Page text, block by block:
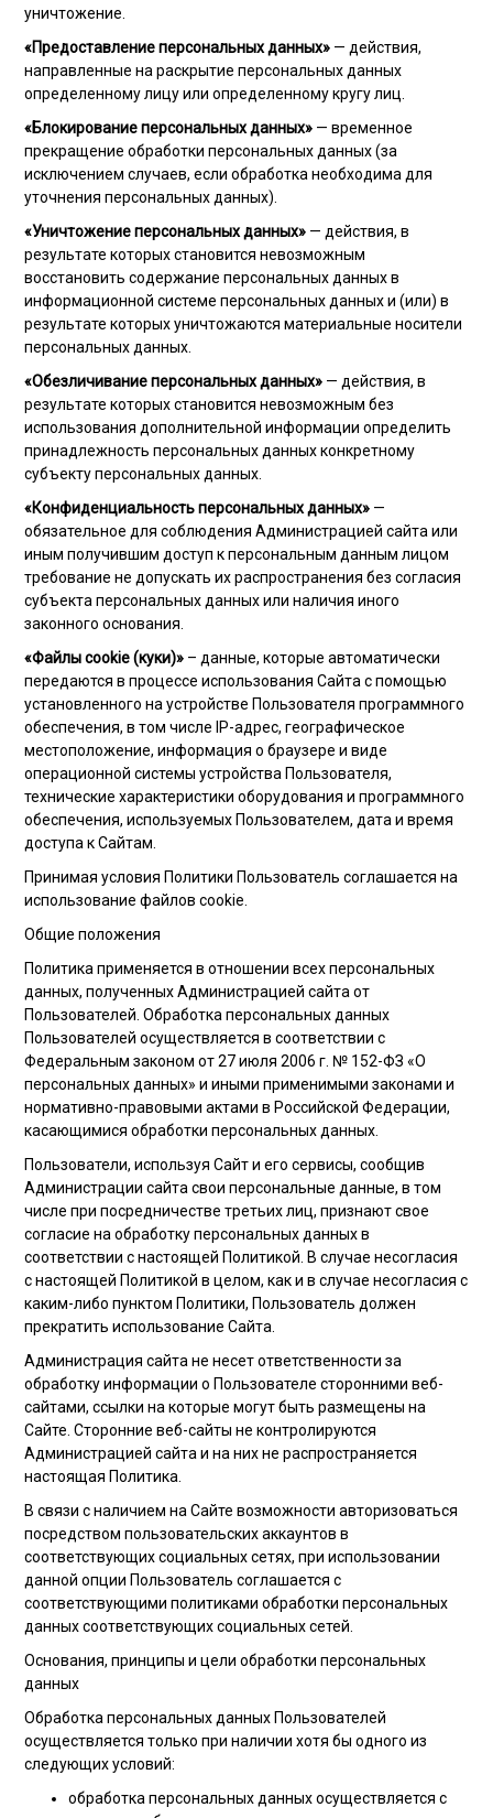
уничтожение.
«Предоставление персональных данных» — действия,
направленные на раскрытие персональных данных
определенному лицу или определенному кругу лиц.
«Блокирование персональных данных» — временное
прекращение обработки персональных данных (за
исключением случаев, если обработка необходима для
уточнения персональных данных).
«Уничтожение персональных данных» — действия, в
результате которых становится невозможным
восстановить содержание персональных данных в
информационной системе персональных данных и (или) в
результате которых уничтожаются материальные носители
персональных данных.
«Обезличивание персональных данных» — действия, в
результате которых становится невозможным без
использования дополнительной информации определить
принадлежность персональных данных конкретному
субъекту персональных данных.
«Конфиденциальность персональных данных» —
обязательное для соблюдения Администрацией сайта или
иным получившим доступ к персональным данным лицом
требование не допускать их распространения без согласия
субъекта персональных данных или наличия иного
законного основания.
«Файлы cookie (куки)» – данные, которые автоматически
передаются в процессе использования Сайта с помощью
установленного на устройстве Пользователя программного
обеспечения, в том числе IP-адрес, географическое
местоположение, информация о браузере и виде
операционной системы устройства Пользователя,
технические характеристики оборудования и программного
обеспечения, используемых Пользователем, дата и время
доступа к Сайтам.
Принимая условия Политики Пользователь соглашается на
использование файлов cookie.
Общие положения
Политика применяется в отношении всех персональных
данных, полученных Администрацией сайта от
Пользователей. Обработка персональных данных
Пользователей осуществляется в соответствии с
Федеральным законом от 27 июля 2006 г. № 152-ФЗ «О
персональных данных» и иными применимыми законами и
нормативно-правовыми актами в Российской Федерации,
касающимися обработки персональных данных.
Пользователи, используя Сайт и его сервисы, сообщив
Администрации сайта свои персональные данные, в том
числе при посредничестве третьих лиц, признают свое
согласие на обработку персональных данных в
соответствии с настоящей Политикой. В случае несогласия
с настоящей Политикой в целом, как и в случае несогласия с
каким-либо пунктом Политики, Пользователь должен
прекратить использование Сайта.
Администрация сайта не несет ответственности за
обработку информации о Пользователе сторонними веб-
сайтами, ссылки на которые могут быть размещены на
Сайте. Сторонние веб-сайты не контролируются
Администрацией сайта и на них не распространяется
настоящая Политика.
В связи с наличием на Сайте возможности авторизоваться
посредством пользовательских аккаунтов в
соответствующих социальных сетях, при использовании
данной опции Пользователь соглашается с
соответствующими политиками обработки персональных
данных соответствующих социальных сетей.
Основания, принципы и цели обработки персональных
данных
Обработка персональных данных Пользователей
осуществляется только при наличии хотя бы одного из
следующих условий:
обработка персональных данных осуществляется с